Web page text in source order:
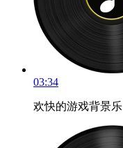
03:34
欢快的游戏背景乐